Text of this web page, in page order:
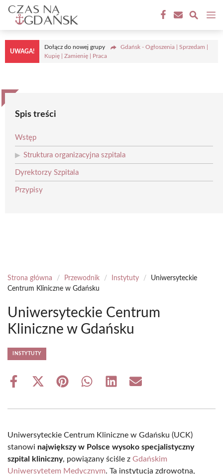
Przejdź
treści
UWAGA!
Dołącz do nowej grupy
Gdańsk - Ogłoszenia | Sprzedam |
Kupię | Zamienię | Praca
Spis treści
Wstęp
Struktura organizacyjna szpitala
Dyrektorzy Szpitala
Przypisy
Strona główna / Przewodnik / Instytuty /
Uniwersyteckie
Centrum Kliniczne w Gdańsku
Uniwersyteckie Centrum
Kliniczne w Gdańsku
INSTYTUTY
Share
Share
(Twitter)
Share Share Share Share
Uniwersyteckie Centrum Kliniczne w Gdańsku (UCK)
stanowi największy w Polsce wysoko specjalistyczny
szpital kliniczny, powiązany ściśle z Gdańskim
Uniwersytetem Medycznym. Ta instytucja zdrowotna,